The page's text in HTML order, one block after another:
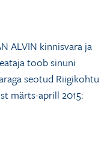
ALVIN kinnisvara ja
toob sinuni
seotud Riigikohtu
märts-aprill 2015: